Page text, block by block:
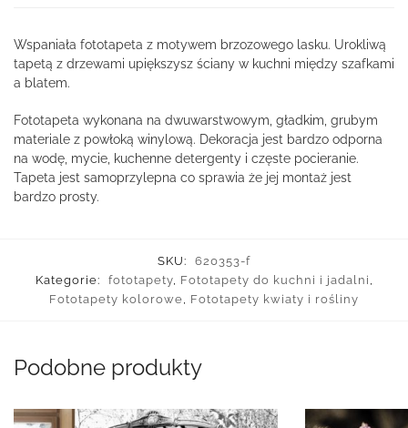
Wspaniała fototapeta z motywem brzozowego lasku. Urokliwą
tapetą z drzewami upiększysz ściany w kuchni między szafkami
a blatem.
Fototapeta wykonana na dwuwarstwowym, gładkim, grubym
materiale z powłoką winylową. Dekoracja jest bardzo odporna
na wodę, mycie, kuchenne detergenty i częste pocieranie.
Tapeta jest samoprzylepna co sprawia że jej montaż jest
bardzo prosty.
SKU:
620353-f
Kategorie:
fototapety, Fototapety do kuchni i jadalni
Fototapety kolorowe
Fototapety kwiaty i rośliny
Podobne produkty